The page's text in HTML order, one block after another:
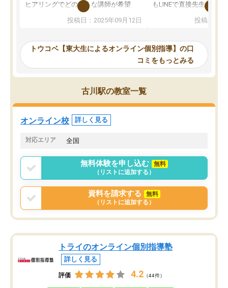
ヒアリングでどのような講師が希望
か、オプションは付帯するかなど選ぶ
事が出来ました。
ーティングを行い、その講師で良いか
見てから講師を決定する事ができま
す。
うちの子は、初回面談の講師の方で決
オンラインツールを使用した単語帳の
共有があり宿題もそちらで出される形
でした。
言う事で講師変更の申し出があり、あ
まりに短期での変更だった為、塾に通
う事にして退会しました。遅れも取り
戻せ、授業内容や講師の方は良かった
と思います。
投稿日：2025年09月12日
もLINEで直接先生に質問
めれるので、個人に合
いなのがあり(有料)、受
ことをどんなスケジュー
くか相談したのですが、
ち期待したものではなく
くなってきたようなので
投稿日：
トウコベ【東大生によるオンライン個別指導】の口
コミをもっとみる
古川駅の教室一覧
オンライン校 詳しく見る
対応エリア 全国
無料体験を申し込む
無料
（リストに追加する）
資料を請求する
無料
（リストに追加する）
トライのオンライン個別指導塾
詳しく見る
評価 4.2 （44件）